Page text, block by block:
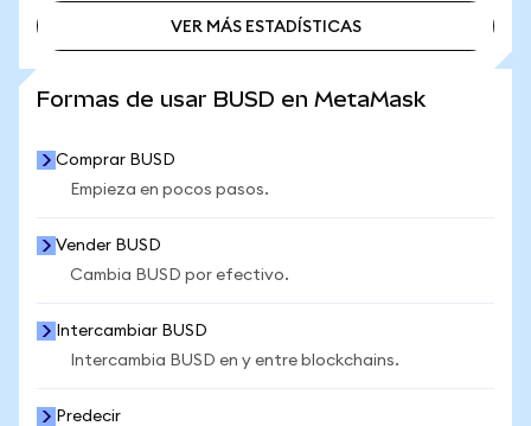
VER MÁS ESTADÍSTICAS
Formas de usar BUSD en MetaMask
Comprar BUSD
Empieza en pocos pasos.
Vender BUSD
Cambia BUSD por efectivo.
Intercambiar BUSD
Intercambia BUSD en y entre blockchains.
Predecir